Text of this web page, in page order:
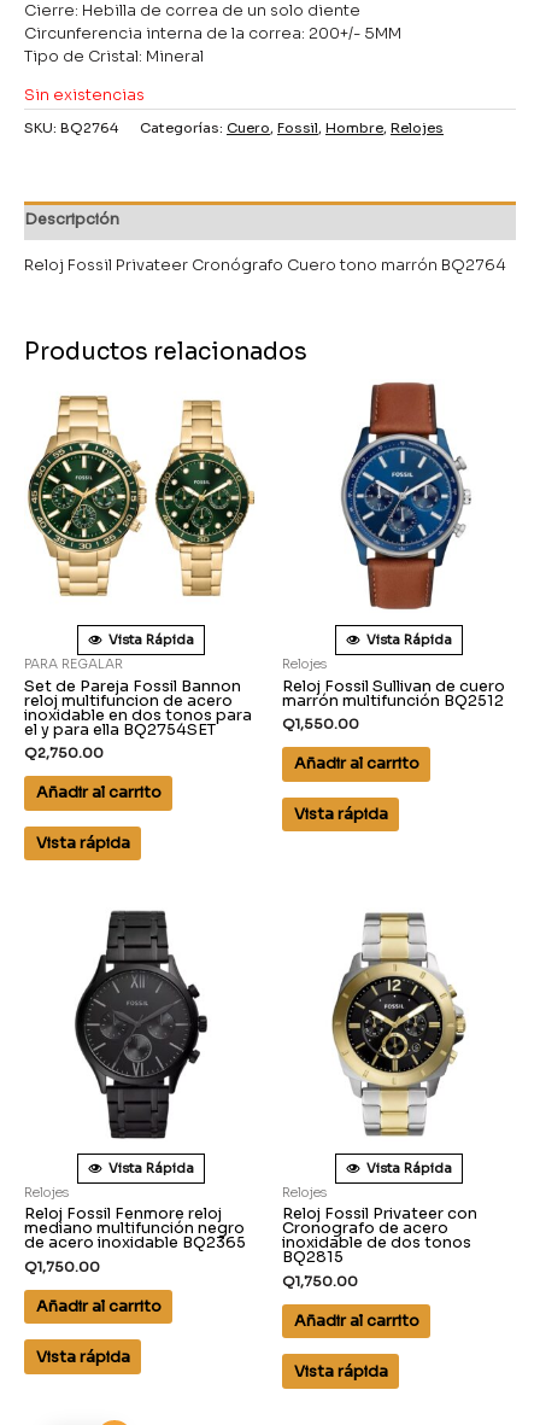
Cierre: Hebilla de correa de un solo diente
Circunferencia interna de la correa: 200+/- 5MM
Tipo de Cristal: Mineral
Sin existencias
SKU: BQ2764 Categorías: Cuero, Fossil, Hombre, Relojes
Descripción
Reloj Fossil Privateer Cronógrafo Cuero tono marrón BQ2764
Productos relacionados
Vista Rápida
PARA REGALAR
Set de Pareja Fossil Bannon
reloj multifuncion de acero
inoxidable en dos tonos para
el y para ella BQ2754SET
Q2,750.00
Añadir al carrito
Vista rápida
Vista Rápida
Relojes
Reloj Fossil Sullivan de cuero
marrón multifunción BQ2512
Q1,550.00
Añadir al carrito
Vista rápida
Vista Rápida
Relojes
Reloj Fossil Fenmore reloj
mediano multifunción negro
de acero inoxidable BQ2365
Q1,750.00
Añadir al carrito
Vista rápida
Vista Rápida
Relojes
Reloj Fossil Privateer con
Cronografo de acero
inoxidable de dos tonos
BQ2815
Q1,750.00
Añadir al carrito
Vista rápida